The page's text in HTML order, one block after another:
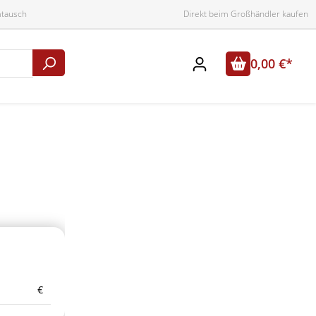
Direkt beim Großhändler kaufen
0,00 €*
€